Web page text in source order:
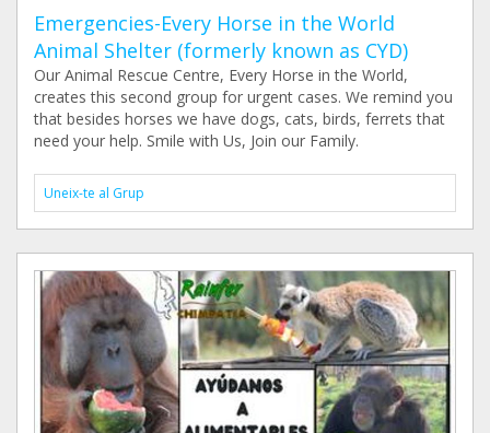
Emergencies-Every Horse in the World
Animal Shelter (formerly known as CYD)
Our Animal Rescue Centre, Every Horse in the World,
creates this second group for urgent cases. We remind you
that besides horses we have dogs, cats, birds, ferrets that
need your help. Smile with Us, Join our Family.
Uneix-te al Grup